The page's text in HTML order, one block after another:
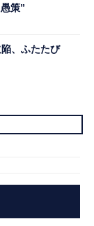
策”
、ふたたび